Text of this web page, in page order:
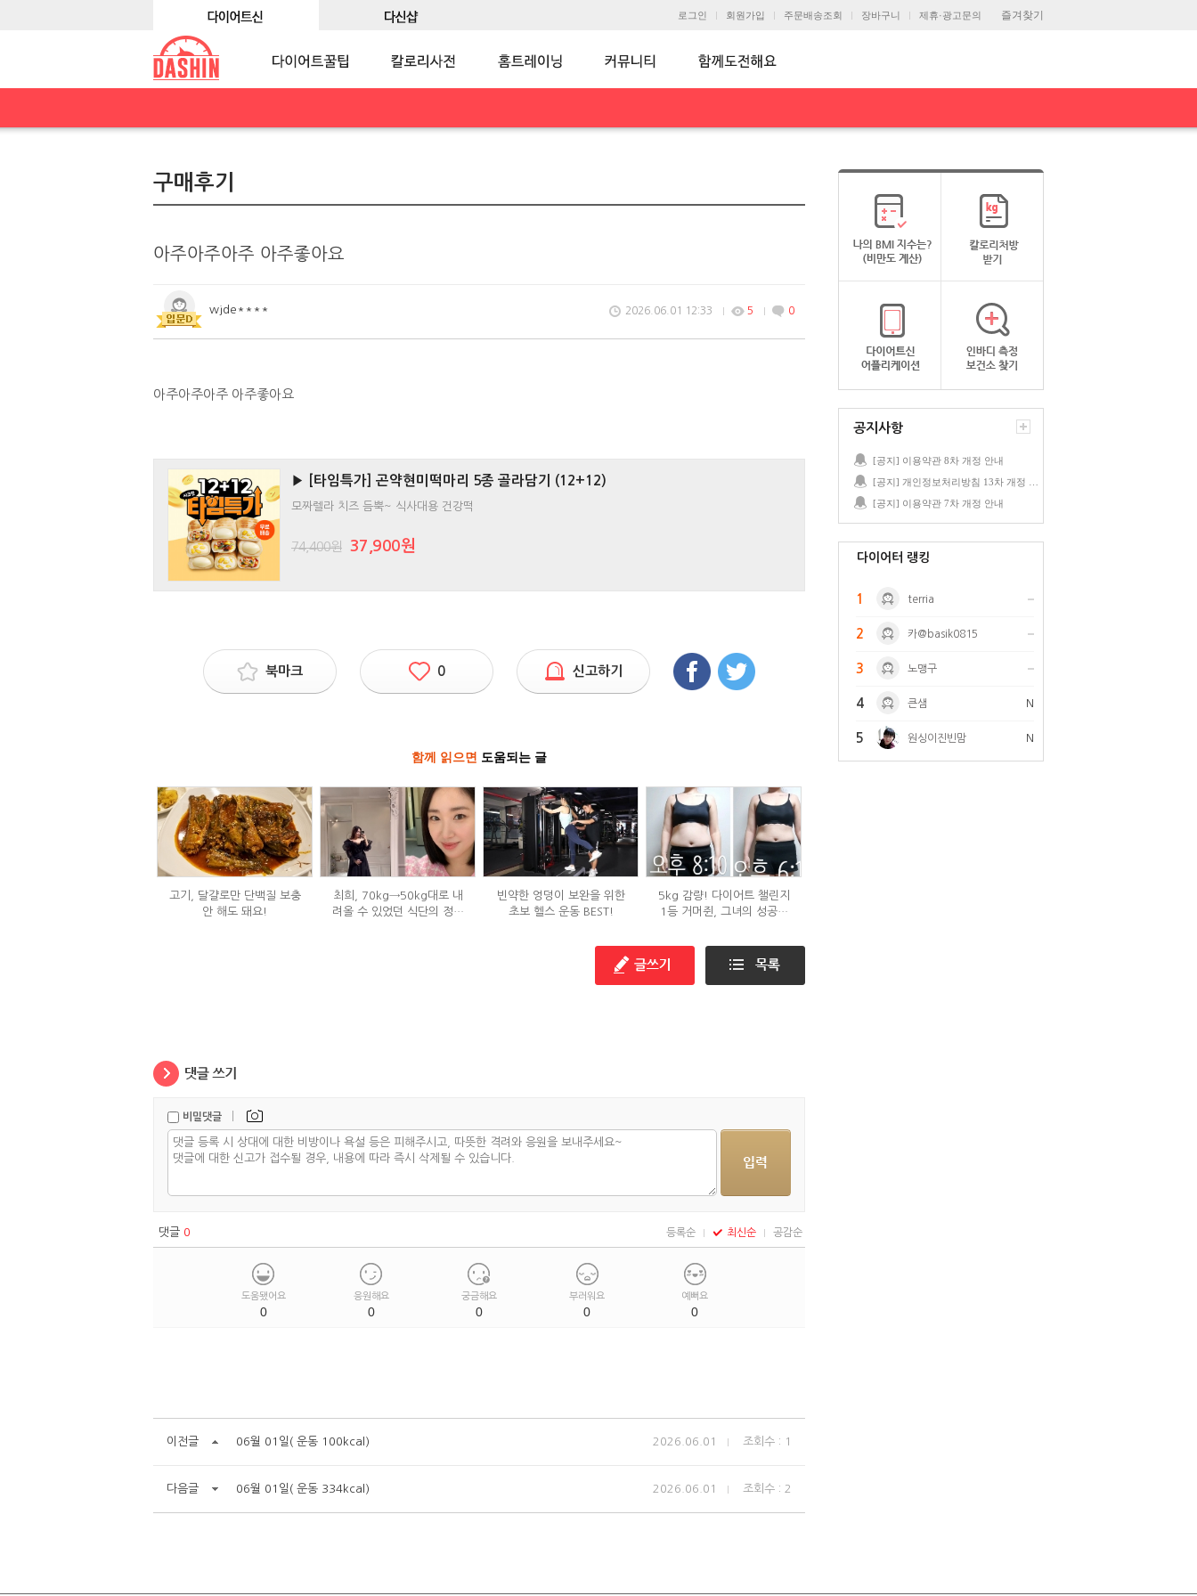
즐겨찾기
로그인 회원가입 주문배송조회 장바구니 제휴·광고문의
구매후기
아주아주아주 아주좋아요
wjde**** 2026.06.01 12:33 5 0
아주아주아주 아주좋아요
▶ [타임특가] 곤약현미떡마리 5종 골라담기 (12+12)
모짜렐라 치즈 듬뿍~ 식사대용 건강떡
74,400원 37,900원
북마크 0 신고하기
함께 읽으면 도움되는 글
고기, 달걀로만 단백질 보충
안 해도 돼요!
최희, 70kg→50kg대로 내
려올 수 있었던 식단의 정체
빈약한 엉덩이 보완을 위한
초보 헬스 운동 BEST!
5kg 감량! 다이어트 챌린지
1등 거머쥔, 그녀의 성공팁
비밀댓글 |
댓글 0 등록순 최신순 공감순
도움됐어요
0
응원해요
0
궁금해요
0
부러워요
0
예뻐요
0
이전글 06월 01일( 운동 100kcal) 2026.06.01 조회수 : 1
다음글 06월 01일( 운동 334kcal) 2026.06.01 조회수 : 2
공지사항
[공지] 이용약관 8차 개정 안내
[공지] 이용약관 7차 개정 안내
다이어터 랭킹
1 terria
2 카@basik0815
3 노맹구
4 큰샘 N
5 원싱이진빈맘 N